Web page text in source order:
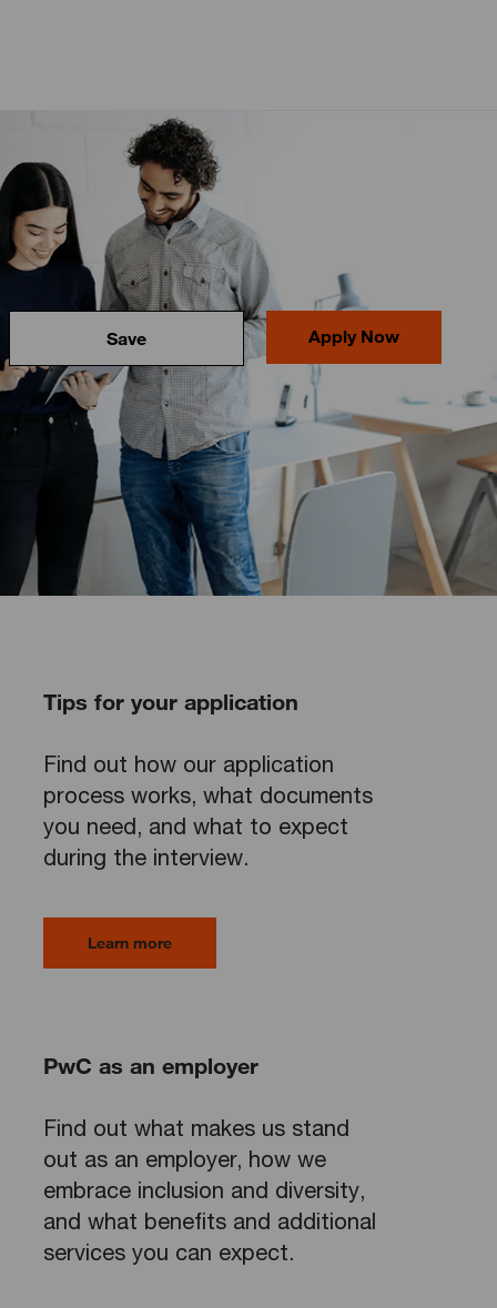
Save Apply Now
Tips for your application
Find out how our application
process works, what documents
you need, and what to expect
during the interview.
Learn more
PwC as an employer
Find out what makes us stand
out as an employer, how we
embrace inclusion and diversity,
and what benefits and additional
services you can expect.